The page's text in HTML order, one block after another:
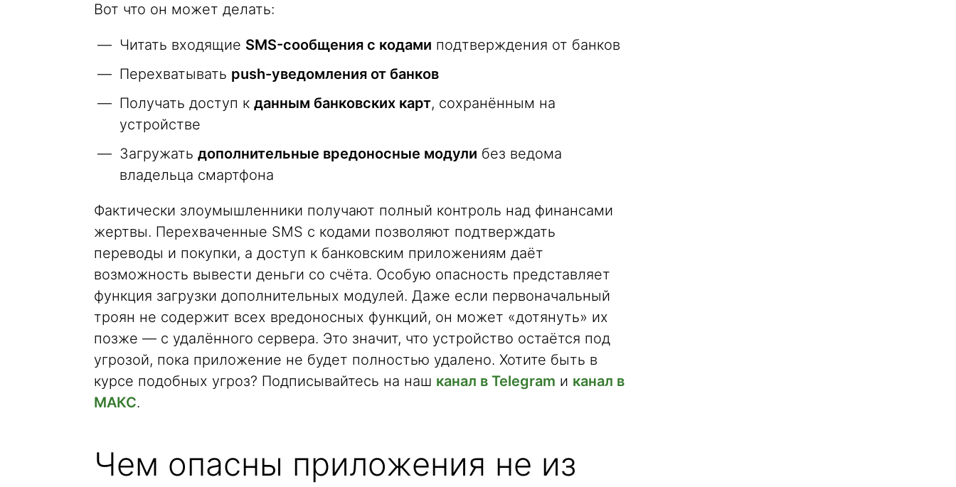
Вот что он может делать:
Читать входящие SMS-сообщения с кодами подтверждения от банков
Перехватывать push-уведомления от банков
Получать доступ к данным банковских карт, сохранённым на
устройстве
Загружать дополнительные вредоносные модули без ведома
владельца смартфона
Фактически злоумышленники получают полный контроль над финансами
жертвы. Перехваченные SMS с кодами позволяют подтверждать
переводы и покупки, а доступ к банковским приложениям даёт
возможность вывести деньги со счёта. Особую опасность представляет
функция загрузки дополнительных модулей. Даже если первоначальный
троян не содержит всех вредоносных функций, он может «дотянуть» их
позже — с удалённого сервера. Это значит, что устройство остаётся под
угрозой, пока приложение не будет полностью удалено. Хотите быть в
курсе подобных угроз? Подписывайтесь на наш канал в Telegram и канал в
МАКС.
Чем опасны приложения не из